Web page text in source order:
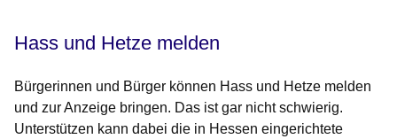
Hass und Hetze melden
Bürgerinnen und Bürger können Hass und Hetze melden
und zur Anzeige bringen. Das ist gar nicht schwierig.
Unterstützen kann dabei die in Hessen eingerichtete